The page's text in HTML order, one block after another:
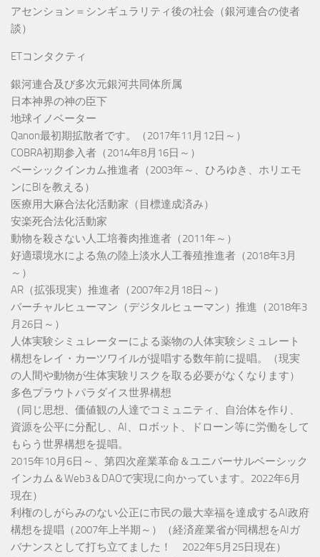
アセンション＝シンギュラリティ後の社会（銀河連合の使者
談）
ETコンタクティ
銀河連合及び多次元銀河共同体所属
日本神界の神の臣下
地球イノベーター
Qanon最初期拡散者です。（2017年11月12日～）
COBRA初期参入者（2014年8月16日～）
ベーシックインカム推進者（2003年～、ひろゆき、ホリエモ
ンにBIを教える）
医療用大麻合法化活動家（目標達成済み）
安楽死合法化活動家
動物を殺さない人工培養肉推進者（2011年～）
好適環境水による魚の陸上淡水人工養殖推進者（2018年3月
～）
AR（拡張現実）推進者（2007年2月18日～）
バーチャルヒューマン（デジタルヒューマン）推進（2018年3
月26日～）
人体実験シミュレーターによる薬物の人体実験シミュレート
構想をレイ・カーツワイルが提唱する数年前に提唱。（現実
の人間や動物が生体実験リスクを取る必要がなくなります）
多色プラウトパラダイス世界構想
（同じ思想、価値観の人達でコミュニティ、自治体を作り、
資源を公平に分配し、AI、ロボット、ドローン等に労働をして
もらう世界構想を提唱。
2015年10月6日～、第四次産業革命＆ユニバーサルベーシック
インカム＆Web3＆DAOで実現に向かっています。2022年6月
現在）
利権のしがらみのない公正に市民の最大幸福を達成するAI政府
構想を提唱（2007年上半期～）（経済産業省が同構想をAIガ
バナンスとして打ち立てました！ 2022年5月25日現在）